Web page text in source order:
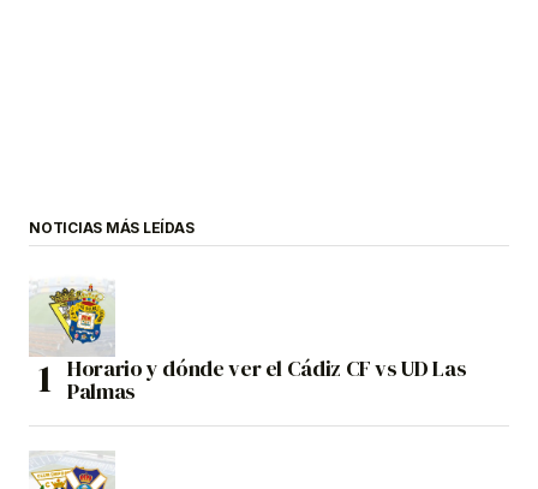
NOTICIAS MÁS LEÍDAS
Horario y dónde ver el Cádiz CF vs UD Las
Palmas